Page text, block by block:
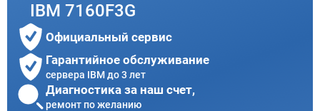
IBM 7160F3G
Официальный сервис
Гарантийное обслуживание
сервера IBM до 3 лет
Диагностика за наш счет,
ремонт по желанию